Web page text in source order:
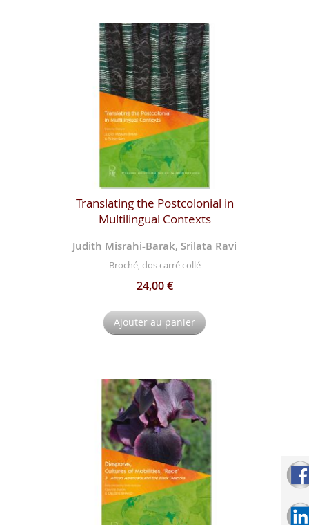
Translating the Postcolonial in
Multilingual Contexts
Judith Misrahi-Barak, Srilata Ravi
Broché, dos carré collé
24,00 €
Ajouter au panier